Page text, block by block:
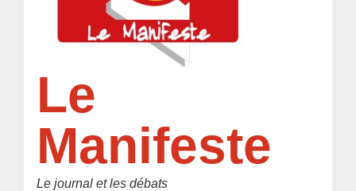
Le
Manifeste
Le journal et les débats